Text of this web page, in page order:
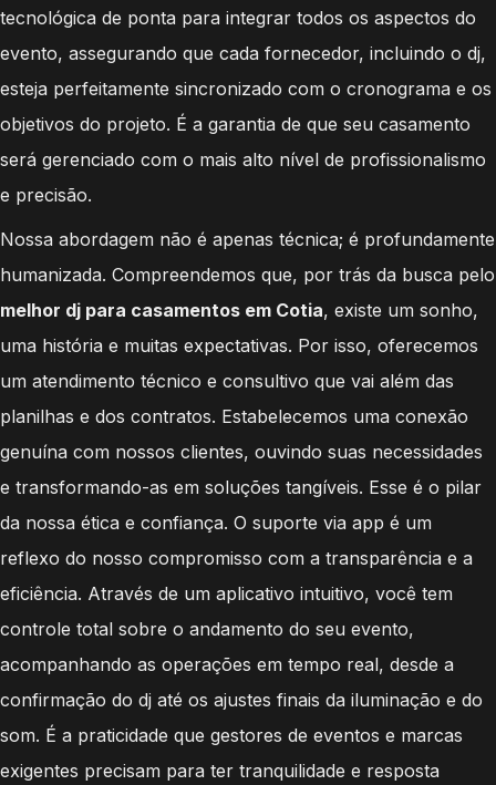
tecnológica de ponta para integrar todos os aspectos do
evento, assegurando que cada fornecedor, incluindo o dj,
esteja perfeitamente sincronizado com o cronograma e os
objetivos do projeto. É a garantia de que seu casamento
será gerenciado com o mais alto nível de profissionalismo
e precisão.
Nossa abordagem não é apenas técnica; é profundamente
humanizada. Compreendemos que, por trás da busca pelo
melhor dj para casamentos em Cotia, existe um sonho,
uma história e muitas expectativas. Por isso, oferecemos
um atendimento técnico e consultivo que vai além das
planilhas e dos contratos. Estabelecemos uma conexão
genuína com nossos clientes, ouvindo suas necessidades
e transformando-as em soluções tangíveis. Esse é o pilar
da nossa ética e confiança. O suporte via app é um
reflexo do nosso compromisso com a transparência e a
eficiência. Através de um aplicativo intuitivo, você tem
controle total sobre o andamento do seu evento,
acompanhando as operações em tempo real, desde a
confirmação do dj até os ajustes finais da iluminação e do
som. É a praticidade que gestores de eventos e marcas
exigentes precisam para ter tranquilidade e resposta